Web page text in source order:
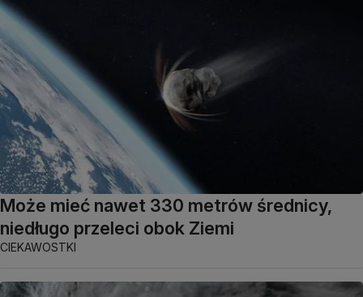
Może mieć nawet 330 metrów średnicy,
niedługo przeleci obok Ziemi
CIEKAWOSTKI